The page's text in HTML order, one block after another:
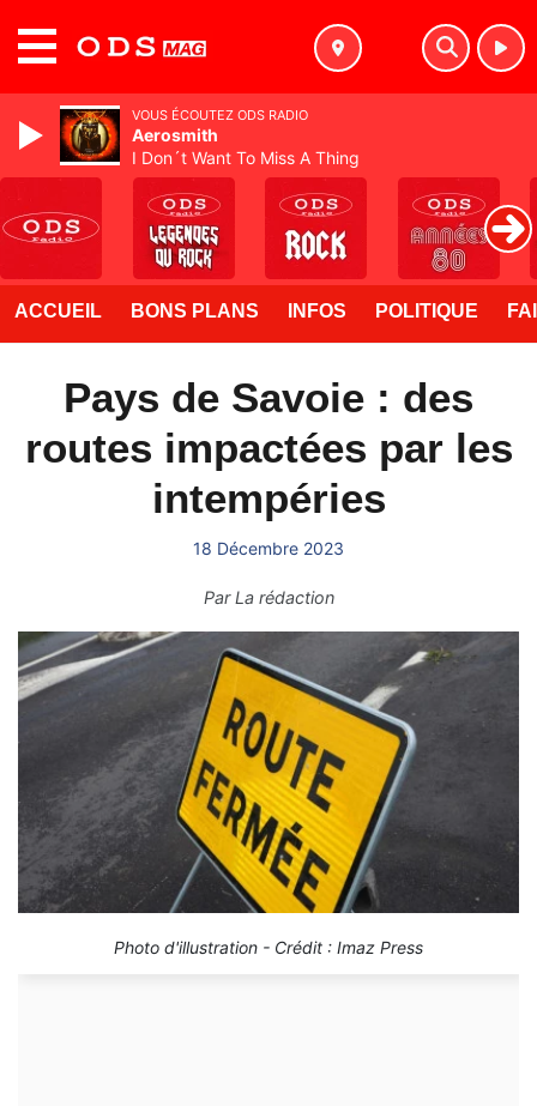
ACCUEIL BONS PLANS INFOS POLITIQUE
Pays de Savoie : des
routes impactées par les
intempéries
18 Décembre 2023
ParLa rédaction
Photo d'illustration - Crédit : Imaz Press
VOUS ÉCOUTEZ ODS RADIO
Aerosmith
I Don´t Want To Miss A Thing